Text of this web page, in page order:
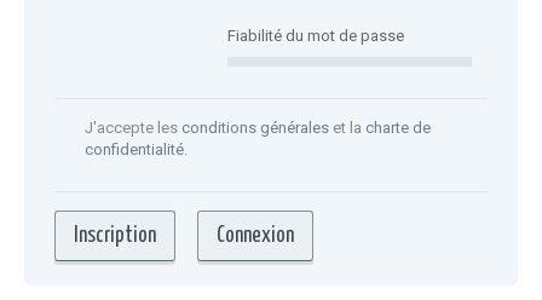
Fiabilité du mot de passe
J'accepte les conditions générales et la charte de
confidentialité.